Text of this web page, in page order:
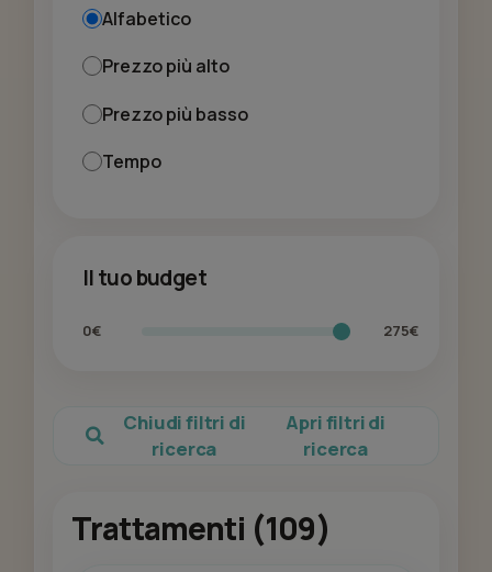
Alfabetico
Prezzo più alto
Prezzo più basso
Tempo
Il tuo budget
0€ 275€
Chiudi filtri di
ricerca
Apri filtri di
ricerca
Trattamenti (109)